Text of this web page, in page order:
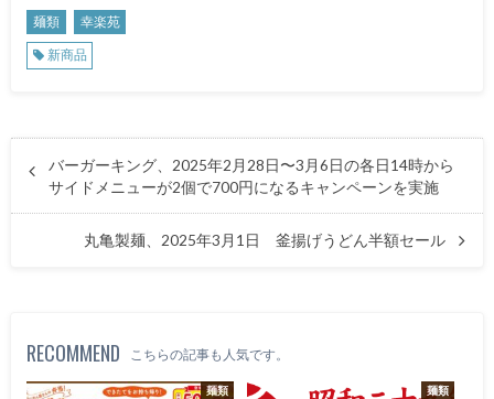
麺類
幸楽苑
新商品
バーガーキング、2025年2月28日〜3月6日の各日14時から
サイドメニューが2個で700円になるキャンペーンを実施
丸亀製麺、2025年3月1日 釜揚げうどん半額セール
RECOMMEND こちらの記事も人気です。
麺類 麺類